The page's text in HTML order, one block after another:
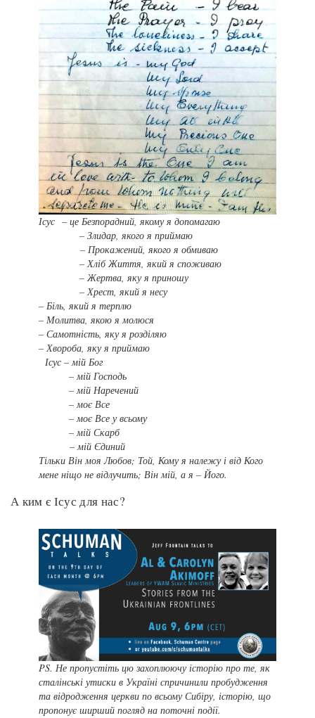
Ісус – це Безпорадний, якому я допомагаю
– Злидар, якого я приймаю
– Прокажений, якого я обмиваю
– Хліб Життя, який я споживаю
– Жертва, яку я приношу
– Хрест, який я несу
– Біль, який я терплю
– Молитва, якою я молюся
– Самотність, яку я розділяю
– Хвороба, яку я приймаю
Ісус – мій Бог
– мій Господь
– мій Наречений
– моє Все
– моє Все у всьому
– мій Скарб
– мій Єдиний
Тільки Він моя Любов; Той, Кому я належу і від Кого
мене ніщо не відлучить; Він мій, а я – Його.
А ким є Ісус для нас?
PS. Не пропустіть цю захоплюючу історію про те, як
сталінські утиски в Україні спричинили пробудження
та відродження церкви по всьому Сибіру, історію, що
пропонує ширший погляд на поточні події.